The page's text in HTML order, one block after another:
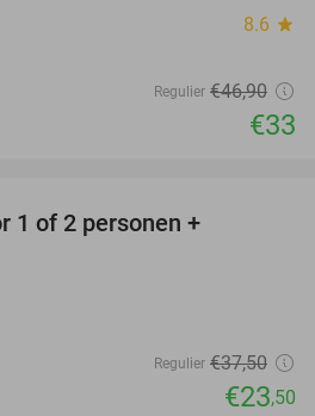
8.6 star
Regulier €46,90
€33
1 of 2 personen +
Regulier €37,50
€23,50